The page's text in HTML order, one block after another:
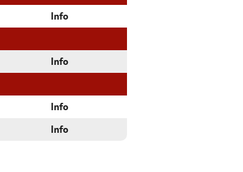
Info
Info
Info
Info